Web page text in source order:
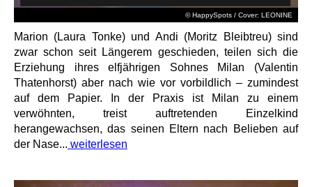
© HappySpots / Cover: LEONINE
Marion (Laura Tonke) und Andi (Moritz Bleibtreu) sind
zwar schon seit Längerem geschieden, teilen sich die
Erziehung ihres elfjährigen Sohnes Milan (Valentin
Thatenhorst) aber nach wie vor vorbildlich – zumindest
auf dem Papier. In der Praxis ist Milan zu einem
verwöhnten, treist auftretenden Einzelkind
herangewachsen, das seinen Eltern nach Belieben auf
der Nase... weiterlesen